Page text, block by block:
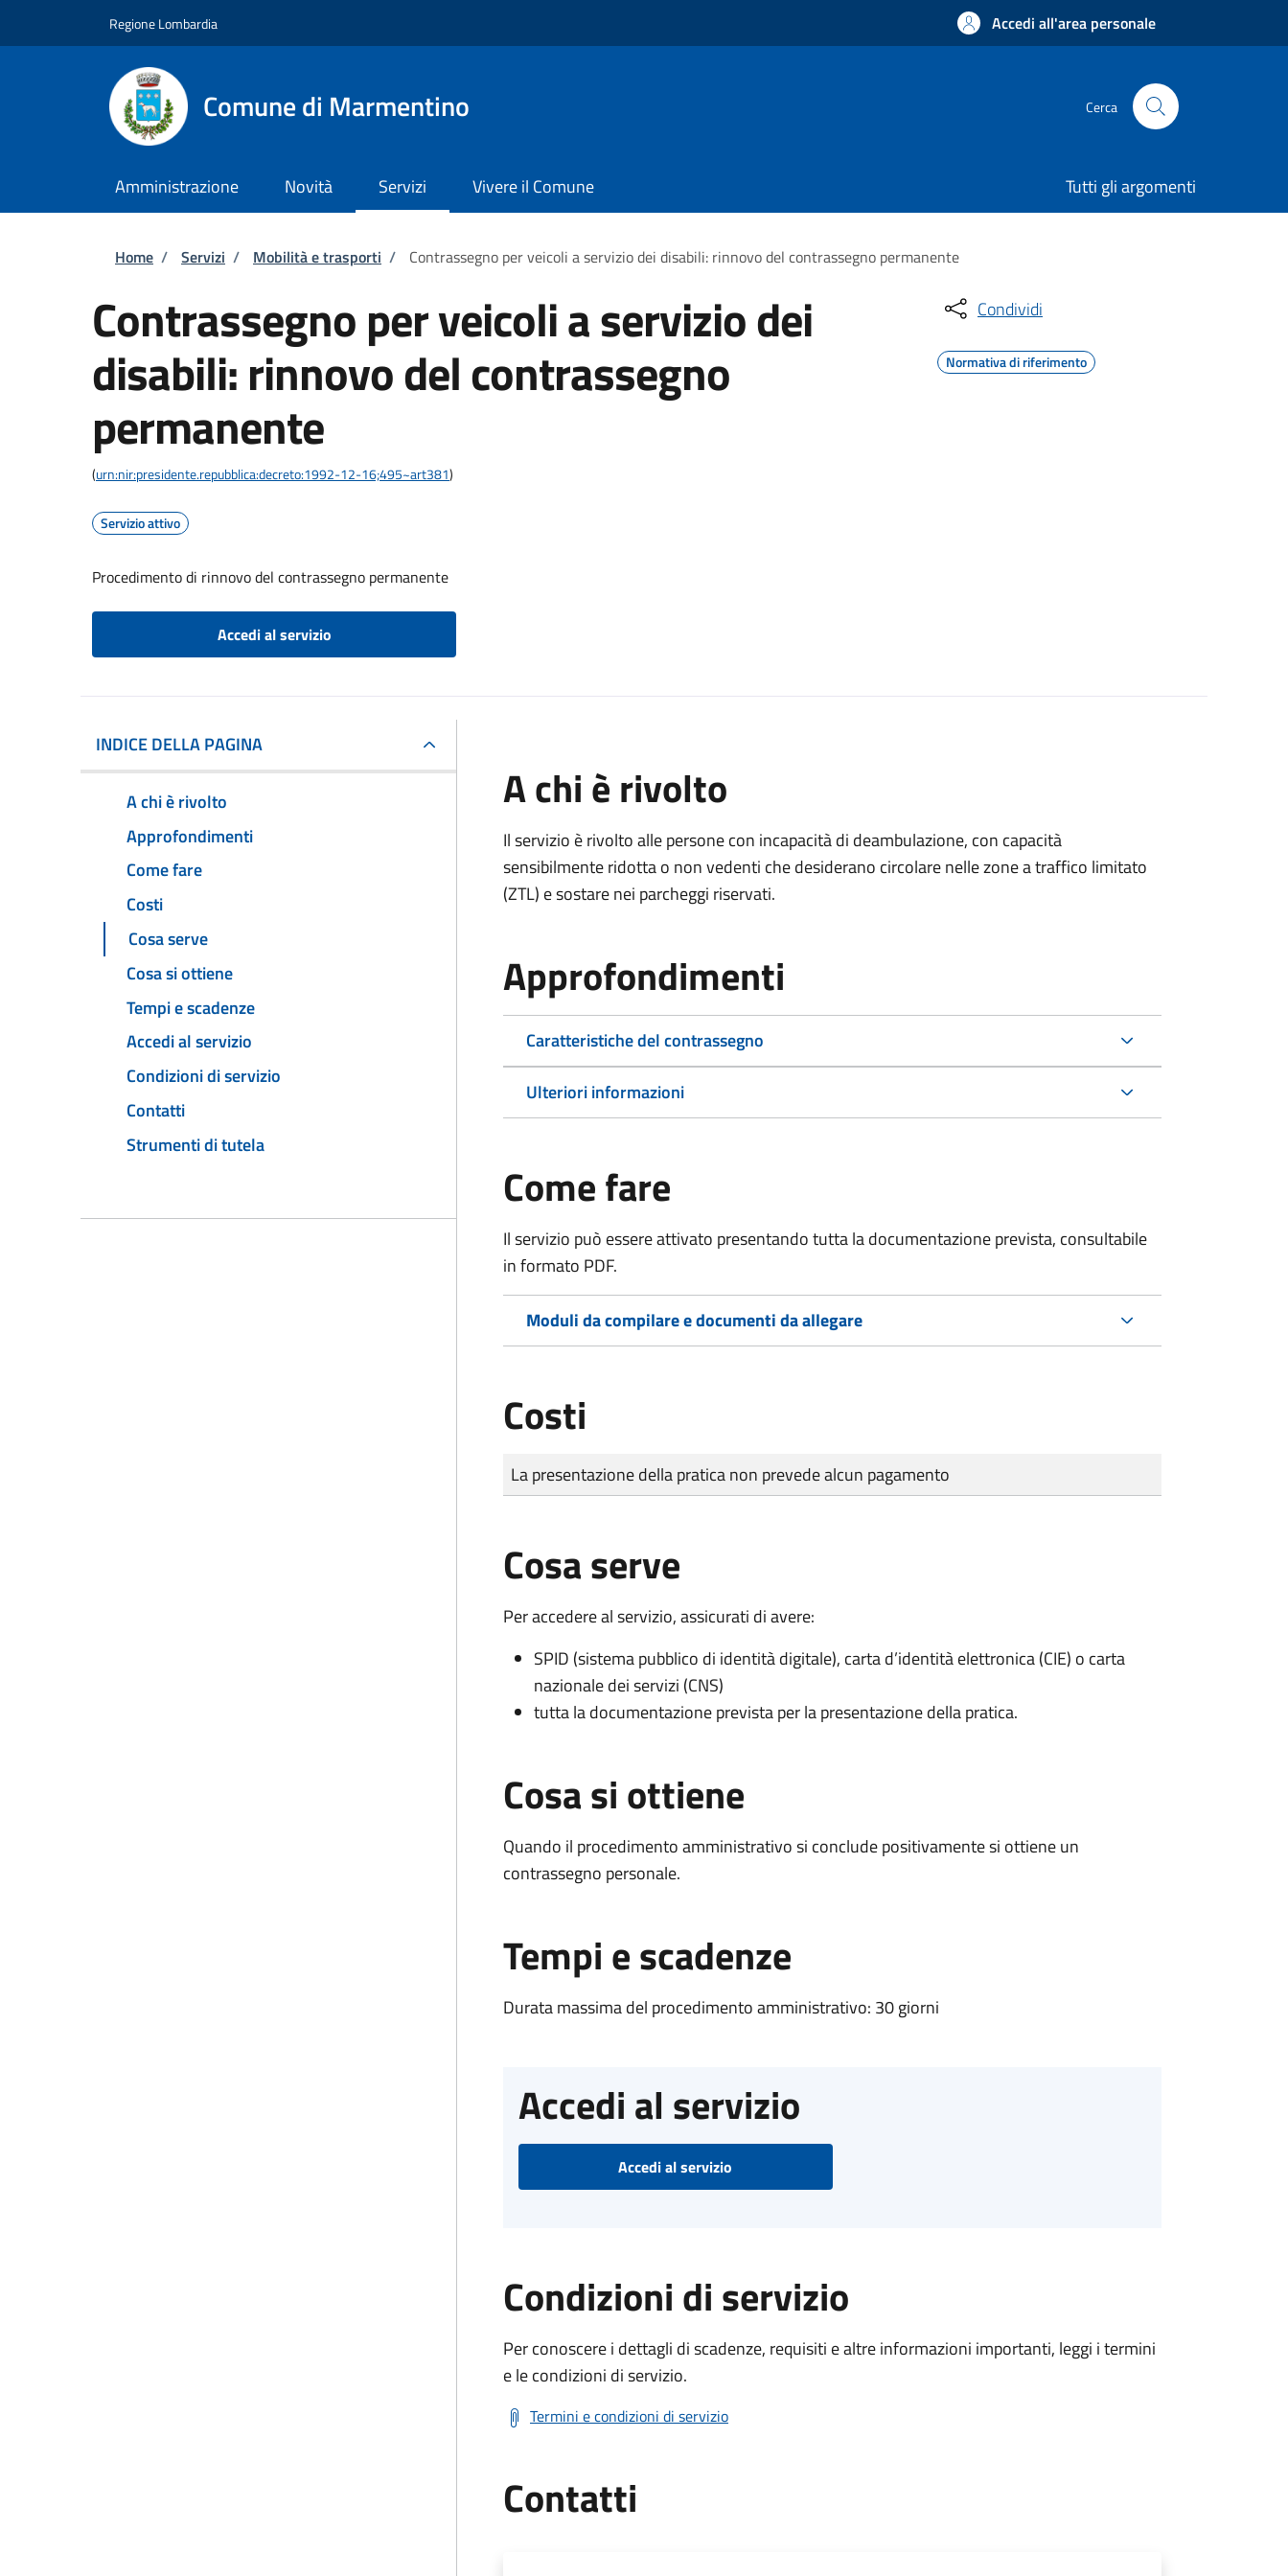
Regione Lombardia Accedi all'area personale
Comune di Marmentino Cerca
Amministrazione Novità Servizi Vivere il Comune Tutti gli argomenti
Briciole di pane
Home / Servizi / Mobilità e trasporti / Contrassegno per veicoli a servizio dei disabili: rinnovo del contrassegno permanente
Contrassegno per veicoli a servizio dei
disabili: rinnovo del contrassegno
permanente
(urn:nir:presidente.repubblica:decreto:1992-12-16;495~art381)
Servizio attivo
Procedimento di rinnovo del contrassegno permanente
Accedi al servizio
Condividi
Normativa di riferimento
INDICE DELLA PAGINA
A chi è rivolto
Approfondimenti
Come fare
Costi
Cosa serve
Cosa si ottiene
Tempi e scadenze
Accedi al servizio
Condizioni di servizio
Contatti
Strumenti di tutela
A chi è rivolto
Il servizio è rivolto alle persone con incapacità di deambulazione, con capacità
sensibilmente ridotta o non vedenti che desiderano circolare nelle zone a traffico limitato
(ZTL) e sostare nei parcheggi riservati.
Approfondimenti
Caratteristiche del contrassegno
Ulteriori informazioni
Come fare
Il servizio può essere attivato presentando tutta la documentazione prevista, consultabile
in formato PDF.
Moduli da compilare e documenti da allegare
Costi
Tipo di pagamento
Importo
La presentazione della pratica non prevede alcun pagamento
Cosa serve
Per accedere al servizio, assicurati di avere:
SPID (sistema pubblico di identità digitale), carta d’identità elettronica (CIE) o carta
nazionale dei servizi (CNS)
tutta la documentazione prevista per la presentazione della pratica.
Cosa si ottiene
Quando il procedimento amministrativo si conclude positivamente si ottiene un
contrassegno personale.
Tempi e scadenze
Durata massima del procedimento amministrativo: 30 giorni
Accedi al servizio
Accedi al servizio
Condizioni di servizio
Per conoscere i dettagli di scadenze, requisiti e altre informazioni importanti, leggi i termini
e le condizioni di servizio.
Termini e condizioni di servizio
Contatti